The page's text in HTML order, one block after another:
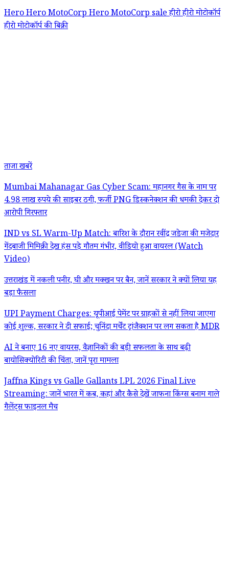
HeroHero MotoCorpHero MotoCorp saleहीरोहीरो मोटोकॉर्प
हीरो मोटोकॉर्प की बिक्री
ताजा खबरें
Mumbai Mahanagar Gas Cyber Scam: महानगर गैस के नाम पर
4.98 लाख रुपये की साइबर ठगी, फर्जी PNG डिस्कनेक्शन की धमकी देकर दो
आरोपी गिरफ्तार
IND vs SL Warm-Up Match: बारिश के दौरान रवींद्र जडेजा की मजेदार
गेंदबाजी मिमिक्री देख हंस पड़े गौतम गंभीर, वीडियो हुआ वायरल (Watch
Video)
उत्तराखंड में नकली पनीर, घी और मक्खन पर बैन, जानें सरकार ने क्यों लिया यह
बड़ा फैसला
UPI Payment Charges: यूपीआई पेमेंट पर ग्राहकों से नहीं लिया जाएगा
कोई शुल्क, सरकार ने दी सफाई; चुनिंदा मर्चेंट ट्रांजैक्शन पर लग सकता है MDR
AI ने बनाए 16 नए वायरस, वैज्ञानिकों की बड़ी सफलता के साथ बढ़ी
बायोसिक्योरिटी की चिंता, जानें पूरा मामला
Jaffna Kings vs Galle Gallants LPL 2026 Final Live
Streaming: जानें भारत में कब, कहां और कैसे देखें जाफना किंग्स बनाम गाले
गैलेंट्स फाइनल मैच